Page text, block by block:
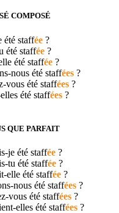
COMPOSÉ
été staffée?
été staffée?
été staffée?
nous été staffées?
vous été staffées?
été staffées?
QUE PARFAIT
je été staffée?
tu été staffée?
elle été staffée?
nous été staffées?
vous été staffées?
elles été staffées?